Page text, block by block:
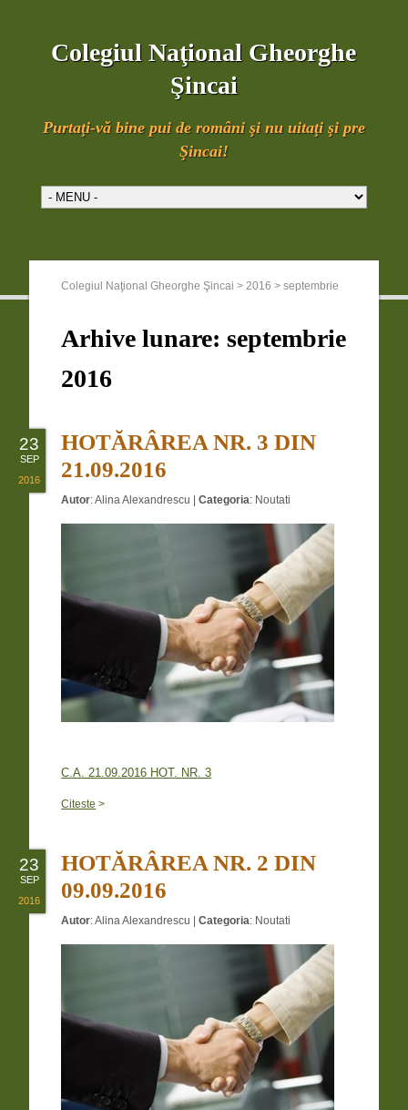
Colegiul Naţional Gheorghe
Şincai
Purtaţi-vă bine pui de români şi nu uitaţi şi pre
Şincai!
Colegiul Naţional Gheorghe Şincai >2016 >septembrie
Arhive lunare:septembrie
2016
HOTĂRÂREA NR. 3 DIN
21.09.2016
Autor:Alina Alexandrescu |Categoria: Noutati
C.A. 21.09.2016 HOT. NR. 3
Citeste >
23
SEP
2016
HOTĂRÂREA NR. 2 DIN
09.09.2016
Autor:Alina Alexandrescu |Categoria: Noutati
23
SEP
2016